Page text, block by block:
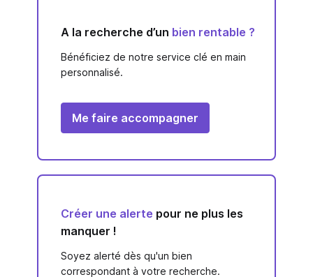
A la recherche d’un bien rentable ?
Bénéficiez de notre service clé en main
personnalisé.
Me faire accompagner
Créer une alerte pour ne plus les
manquer !
Soyez alerté dès qu'un bien
correspondant à votre recherche.